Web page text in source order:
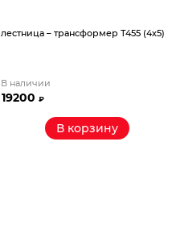
лестница – трансформер Т455 (4х5)
В наличии
19200₽
В корзину